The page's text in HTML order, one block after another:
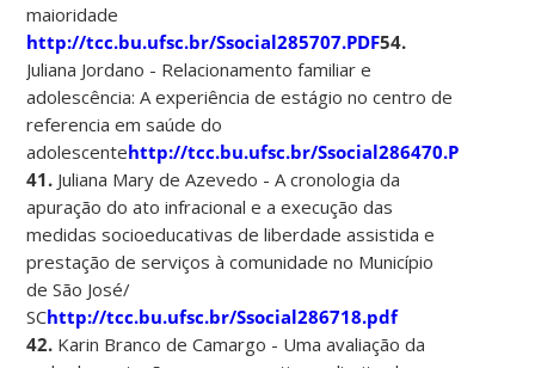
maioridade
http://tcc.bu.ufsc.br/Ssocial285707.PDF54.
Juliana Jordano - Relacionamento familiar e
adolescência: A experiência de estágio no centro de
referencia em saúde do
adolescentehttp://tcc.bu.ufsc.br/Ssocial286470.PDF
41. Juliana Mary de Azevedo - A cronologia da
apuração do ato infracional e a execução das
medidas socioeducativas de liberdade assistida e
prestação de serviços à comunidade no Município
de São José/
SChttp://tcc.bu.ufsc.br/Ssocial286718.pdf
42. Karin Branco de Camargo - Uma avaliação da